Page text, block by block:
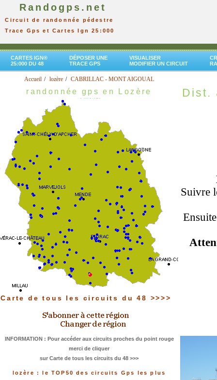
Randogps.net
Circuit de randonnée pédestre
Trace Gps et Cartes Ign 25:000
CARTES IGN®
25:000 DU 48
DÉPOSER UNE
TRACE GPS
VISUALISER
MODIFIER UN CIRCUIT
Accueil lozère CABRILLAC - MONT AIGOUAL
randonnée gps en Lozère
Carte de tous les circuits du 48 >>>>
INFORMATION : Pour accéder aux circuits proches du point rouge
merci de cliquer
sur Carte de tous les circuits du 48 >>>
lozère : le TOP50 des circuits Gps les plus
Dist.
Suivre